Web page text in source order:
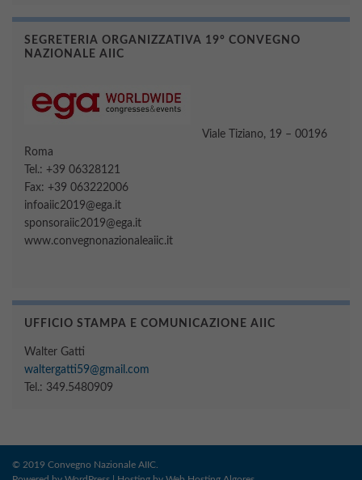
SEGRETERIA ORGANIZZATIVA 19° CONVEGNO
NAZIONALE AIIC
Viale Tiziano, 19 – 00196
Roma
Tel.: +39 06328121
Fax: +39 063222006
infoaiic2019@ega.it
sponsoraiic2019@ega.it
www.convegnonazionaleaiic.it
UFFICIO STAMPA E COMUNICAZIONE AIIC
Walter Gatti
waltergatti59@gmail.com
Tel.: 349.5480909
© 2019 Convegno Nazionale AIIC.